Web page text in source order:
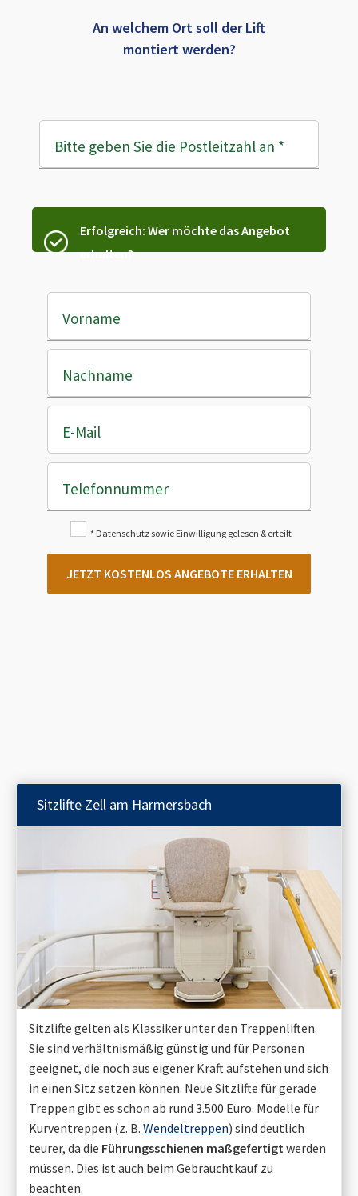
An welchem Ort soll der Lift
montiert werden?
Bitte geben Sie die Postleitzahl an *
Erfolgreich: Wer möchte das Angebot
erhalten?
Vorname
Nachname
E-Mail
Telefonnummer
* Datenschutz sowie Einwilligung gelesen & erteilt
JETZT KOSTENLOS ANGEBOTE ERHALTEN
Sitzlifte Zell am Harmersbach
Sitzlifte gelten als Klassiker unter den Treppenliften.
Sie sind verhältnismäßig günstig und für Personen
geeignet, die noch aus eigener Kraft aufstehen und sich
in einen Sitz setzen können. Neue Sitzlifte für gerade
Treppen gibt es schon ab rund 3.500 Euro. Modelle für
Kurventreppen (z. B. Wendeltreppen) sind deutlich
teurer, da die Führungsschienen maßgefertigt werden
müssen. Dies ist auch beim Gebrauchtkauf zu
beachten.